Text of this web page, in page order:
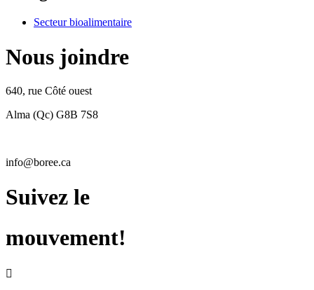
Secteur bioalimentaire
Nous joindre
640, rue Côté ouest
Alma (Qc) G8B 7S8
info@boree.ca
Suivez le
mouvement!
